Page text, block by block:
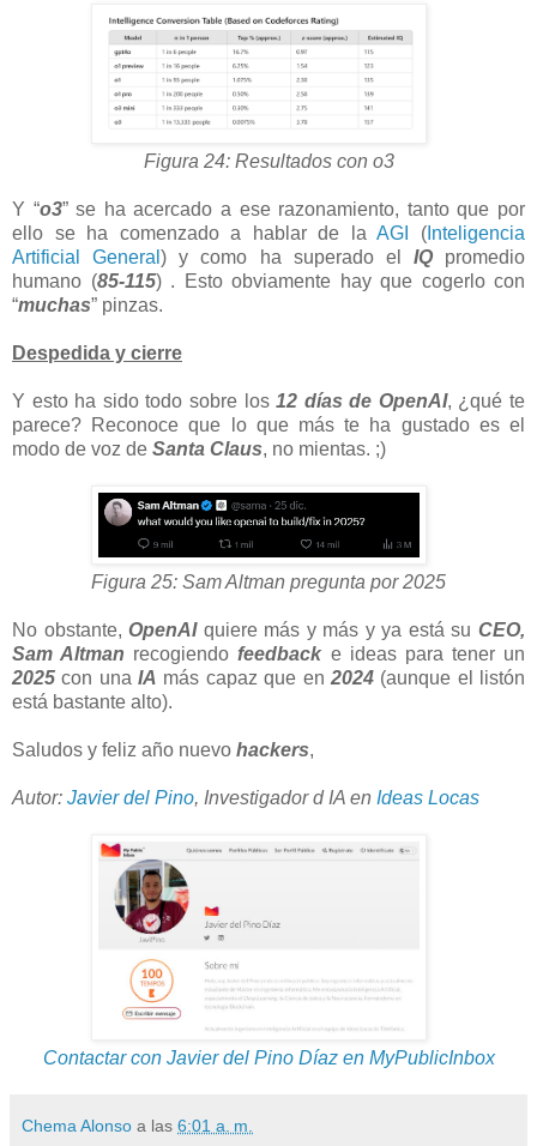
Figura 24: Resultados con o3
Y “o3” se ha acercado a ese razonamiento, tanto que por
ello se ha comenzado a hablar de laAGI ( Inteligencia
Artificial General) y como ha superado el IQpromedio
humano (85-115) . Esto obviamente hay que cogerlo con
“muchas” pinzas.
Despedida y cierre
Y esto ha sido todo sobre los12 días de OpenAI, ¿qué te
parece? Reconoce que lo que más te ha gustado es el
modo de voz de Santa Claus, no mientas. ;)
Figura 25: Sam Altman pregunta por 2025
No obstante,OpenAIquiere más y más y ya está suCEO,
Sam Altman recogiendofeedback e ideas para tener un
2025 con unaIA más capaz que en 2024(aunque el listón
está bastante alto).
Saludos y feliz año nuevo hackers,
Autor: Javier del Pino, Investigador d IA en Ideas Locas
Contactar con Javier del Pino Díaz en MyPublicInbox
Chema Alonso a las 6:01 a. m.